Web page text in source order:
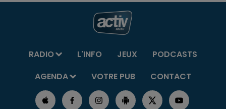
RADIO L'INFO JEUX
PODCASTS
AGENDA
VOTRE PUB CONTACT